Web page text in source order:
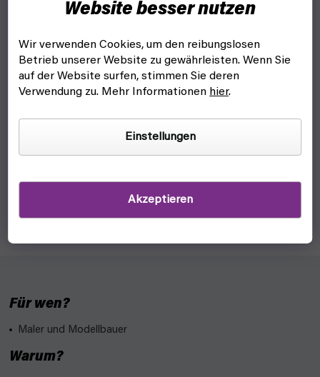
Website besser nutzen
Wir verwenden Cookies, um den reibungslosen
Betrieb unserer Website zu gewährleisten. Wenn Sie
auf der Website surfen, stimmen Sie deren
Verwendung zu. Mehr Informationen hier.
Einstellungen
Akzeptieren
Citadel Medium Layer Brush (pinsel)
7,70 €
Ein hochwertiger Pinsel ist Ihr wichtigstes Werkzeug zum
Für wen?
Maler und Modellbauer
Warum?